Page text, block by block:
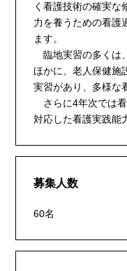
く看護技術の確実な
力を養うための看護
ます。
臨地実習の多くは
ほかに、老人保健施
実習があり、多様な
さらに4年次では
対応した看護実践能
募集人数
60名